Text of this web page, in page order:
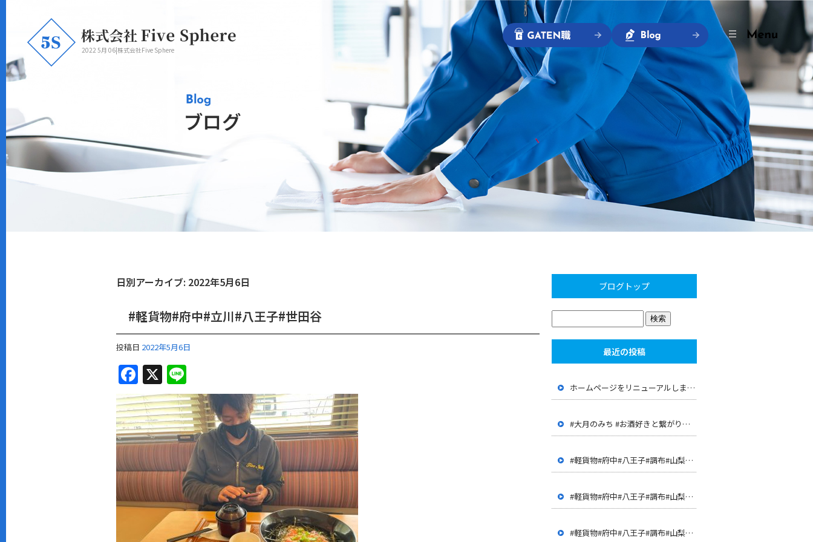
2022 5月 06|株式会社Five Sphere
日別アーカイブ: 2022年5月6日
#軽貨物#府中#立川#八王子#世田谷
投稿日 2022年5月6日
F
a
c
e
b
o
o
k
X
n
e
ブログトップ
最近の投稿
ホームページをリニューアルしました。
#大月のみち #お酒好きと繋がりたい #大月 #山梨 #店長が 経歴が面白い #JR大月駅 #上野原 #呑み屋
#軽貨物#府中#八王子#調布#山梨#甲府#世田谷#三鷹#多摩地 区#客室清掃#ハウスクリーニング#ドライバー#配達
#軽貨物#府中#八王子#調布#山梨#甲府#世田谷#三鷹#多摩地 区#客室清掃#ハウスクリーニング#ドライバー#配達
#軽貨物#府中#八王子#調布#山梨#甲府#世田谷#三鷹#多摩地 区#客室清掃#ハウスクリーニング#ドライバー#配達